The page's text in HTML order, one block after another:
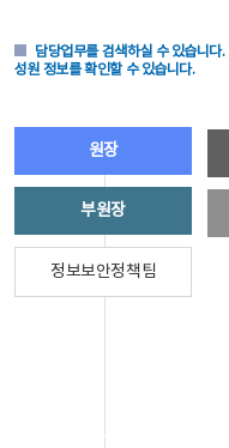
담당업무를 검색하실 수 있습니다
성원 정보를 확인할 수 있습니다.
원장
부원장
정보보안정책팀